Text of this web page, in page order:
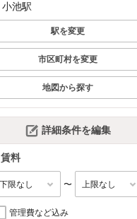
小池駅
駅を変更
市区町村を変更
地図から探す
詳細条件を編集
賃料
〜
管理費など込み